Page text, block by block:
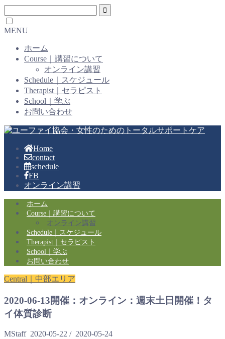
MENU
ホーム
Course｜講習について
オンライン講習
Schedule｜スケジュール
Therapist｜セラピスト
School｜学ぶ
お問い合わせ
Home
contact
schedule
FB
オンライン講習
ホーム
Course｜講習について
オンライン講習
Schedule｜スケジュール
Therapist｜セラピスト
School｜学ぶ
お問い合わせ
Central｜中部エリア
2020-06-13開催：オンライン：週末土日開催！タ
イ体質診断
MStaff 2020-05-22 / 2020-05-24